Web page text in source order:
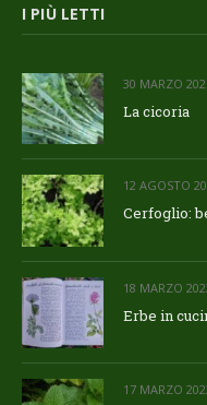
I PIÙ LETTI
30 MARZO
La cicoria
12 AGOSTO
Cerfoglio:
18 MARZO
Erbe in
17 MARZO